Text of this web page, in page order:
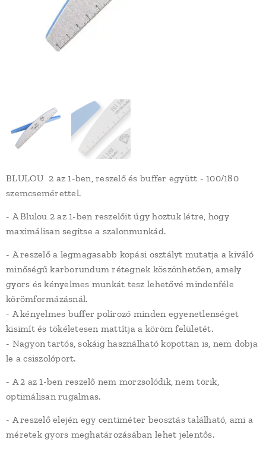
BLULOU 2 az 1-ben, reszelő és buffer együtt - 100/180
szemcsemérettel.
- A Blulou 2 az 1-ben reszelőit úgy hoztuk létre, hogy
maximálisan segítse a szalonmunkád.
- A reszelő a legmagasabb kopási osztályt mutatja a kiváló
minőségű karborundum rétegnek köszönhetően, amely
gyors és kényelmes munkát tesz lehetővé mindenféle
körömformázásnál.
- A kényelmes buffer polírozó minden egyenetlenséget
kisimít és tökéletesen mattítja a köröm felületét.
- Nagyon tartós, sokáig használható kopottan is, nem dobja
le a csiszolóport.
- A 2 az 1-ben reszelő nem morzsolódik, nem törik,
optimálisan rugalmas.
- A reszelő elején egy centiméter beosztás található, ami a
méretek gyors meghatározásában lehet jelentős.